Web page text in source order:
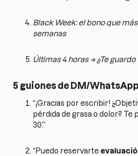
Black Week: el bono que
semanas
Últimas 4 horas → ¿Te guardo
5 guiones de DM/WhatsApp
“¡Gracias por escribir!
pérdida de grasa o dolor? Te
30’.”
“Puedo reservarte